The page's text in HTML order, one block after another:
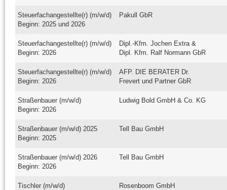
Steuerfachangestellte(r) (m/w/d)
Beginn: 2025 und 2026
Pakull GbR
Steuerfachangestellte(r) (m/w/d)
Beginn: 2026
Dipl.-Kfm. Jochen Extra &
Dipl. Kfm. Ralf Normann GbR
Steuerfachangestellte(r) (m/w/d)
Beginn: 2026
AFP. DIE BERATER Dr.
Frevert und Partner GbR
Straßenbauer (m/w/d)
Beginn: 2026
Ludwig Bold GmbH & Co. KG
Straßenbauer (m/w/d) 2025
Beginn: 2025
Tell Bau GmbH
Straßenbauer (m/w/d) 2026
Beginn: 2026
Tell Bau GmbH
Tischler (m/w/d)
Rosenboom GmbH